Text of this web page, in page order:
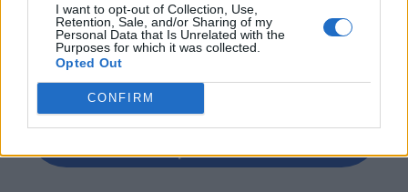
I want to opt-out of Collection, Use,
Retention, Sale, and/or Sharing of my
Personal Data that Is Unrelated with the
Purposes for which it was collected.
Opted Out
CONFIRM
Κελέμης, Γενικός Διευθυντής και Μέλος Δ.Σ. του
Ελληνογερμανικού Επιμελητήριου.
Βρείτε εδώ την πλήρη ατζέντα με όλες
τις εκθέσεις που θα πραγματοποιηθούν
στην Ελλάδα!